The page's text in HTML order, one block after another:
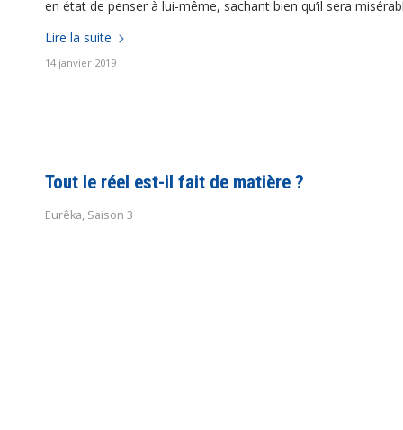
en état de penser à lui-même, sachant bien qu’il sera
Lire la suite
14 janvier 2019
Tout le réel est-il fait de matière ?
Eurêka, Saison 3